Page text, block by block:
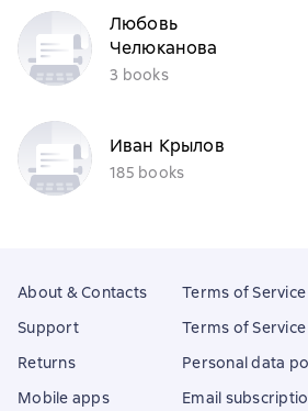
Любовь
Челюканова
3 books
Иван Крылов
185 books
About & Contacts
Support
Returns
Mobile apps
Terms of Service
Terms of
Personal data
Email